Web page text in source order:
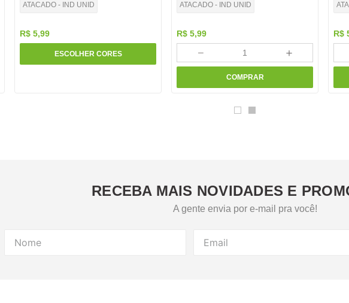
ATACADO - IND UNID
R$ 5,99
ESCOLHER CORES
ATACADO - IND UNID
R$ 5,99
＋
－
COMPRAR
R$
RECEBA MAIS NOVIDADES E
A gente envia por e-mail pra você!